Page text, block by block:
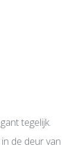
tegelijk.
de deur van